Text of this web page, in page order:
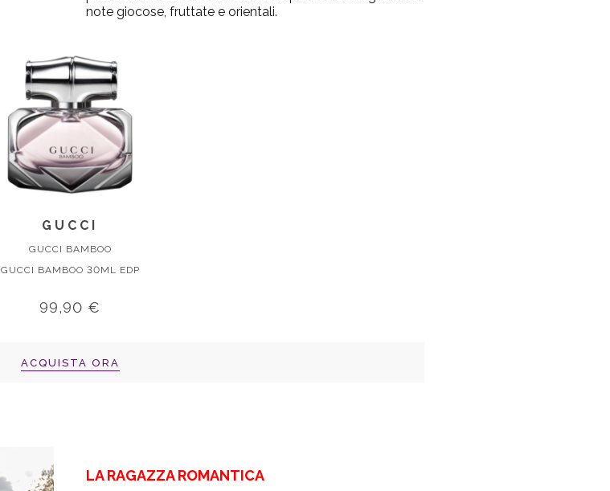
note giocose, fruttate e orientali.
GUCCI
GUCCI BAMBOO
GUCCI BAMBOO 30ML EDP
99,90 €
ACQUISTA ORA
LA RAGAZZA ROMANTICA